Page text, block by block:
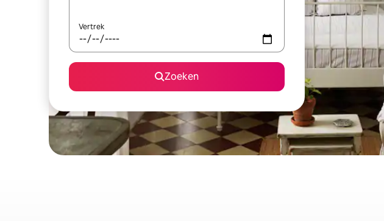
Vertrek
Zoeken